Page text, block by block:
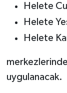
Helete
Helete
Helete
uygulanacak.